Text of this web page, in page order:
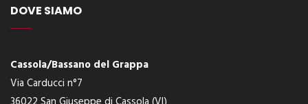
DOVE SIAMO
Cassola/Bassano del Grappa
Via Carducci n°7